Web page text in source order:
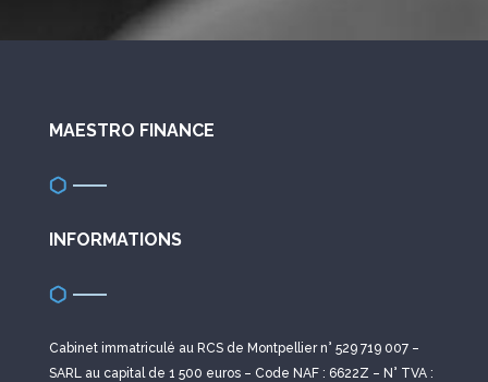
MAESTRO FINANCE
INFORMATIONS
Cabinet immatriculé au RCS de Montpellier n° 529 719 007 –
SARL au capital de 1 500 euros – Code NAF : 6622Z – N° TVA :